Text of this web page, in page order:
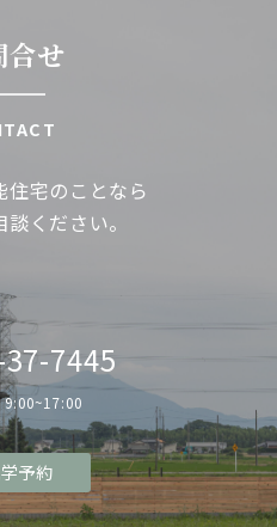
合せ
住宅のことなら
ください。
7445
予約